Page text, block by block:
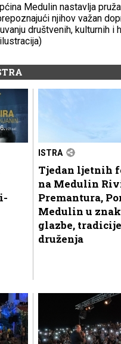
Medulin nastavlja
njihov važan
društvenih, kulturnih i
ISTRA
Tjedan ljetnih
na Medulin
Premantura,
Medulin u
glazbe,
druženja